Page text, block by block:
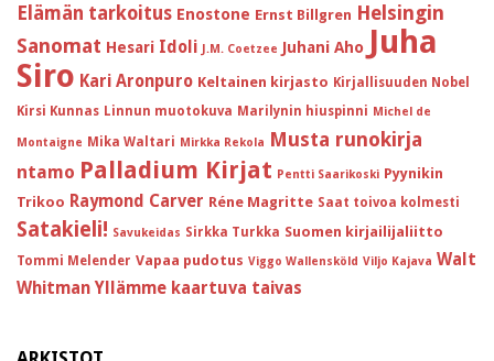
Elämän tarkoitus Enostone Ernst Billgren Helsingin
Sanomat Hesari Idoli J.M. Coetzee Juhani Aho Juha
Siro Kari Aronpuro Keltainen kirjasto Kirjallisuuden Nobel
Kirsi Kunnas Linnun muotokuva Marilynin hiuspinni Michel de
Montaigne Mika Waltari Mirkka Rekola Musta runokirja
ntamo Palladium Kirjat Pentti Saarikoski Pyynikin
Trikoo Raymond Carver Réne Magritte Saat toivoa kolmesti
Satakieli! Savukeidas Sirkka Turkka Suomen kirjailijaliitto
Tommi Melender Vapaa pudotus Viggo Wallensköld Viljo Kajava Walt
Whitman Yllämme kaartuva taivas